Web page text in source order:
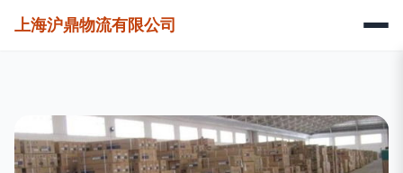
上海沪鼎物流有限公司